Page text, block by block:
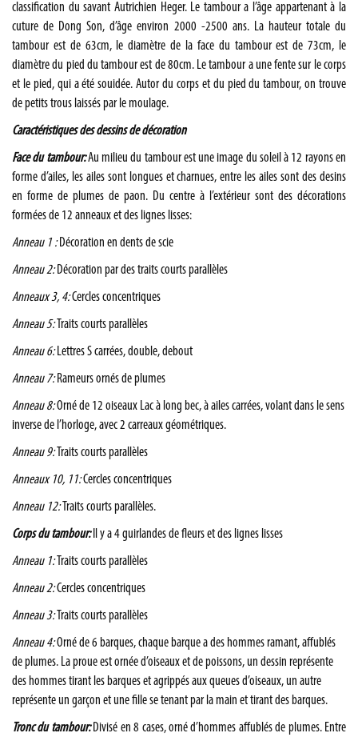
classification du savant Autrichien Heger. Le tambour a l’âge appartenant à la
cuture de Dong Son, d’âge environ 2000 -2500 ans. La hauteur totale du
tambour est de 63cm, le diamètre de la face du tambour est de 73cm, le
diamètre du pied du tambour est de 80cm. Le tambour a une fente sur le corps
et le pied, qui a été souidée. Autor du corps et du pied du tambour, on trouve
de petits trous laissés par le moulage.
Caractéristiques des dessins de décoration
Face du tambour:Au milieu du tambour est une image du soleil à 12 rayons en
forme d’ailes, les ailes sont longues et charnues, entre les ailes sont des desins
en forme de plumes de paon. Du centre à l’extérieur sont des décorations
formées de 12 anneaux et des lignes lisses:
Anneau 1 :Décoration en dents de scie
Anneau 2:Décoration par des traits courts parallèles
Anneaux 3, 4:Cercles concentriques
Anneau 5:Traits courts parallèles
Anneau 6:Lettres S carrées, double, debout
Anneau 7:Rameurs ornés de plumes
Anneau 8:Orné de 12 oiseaux Lac à long bec, à ailes carrées, volant dans le sens
inverse de l’horloge, avec 2 carreaux géométriques.
Anneau 9:Traits courts parallèles
Anneaux 10, 11:Cercles concentriques
Anneau 12:Traits courts parallèles.
Corps du tambour: Il y a 4 guirlandes de fleurs et des lignes lisses
Anneau 1:Traits courts parallèles
Anneau 2:Cercles concentriques
Anneau 3:Traits courts parallèles
Anneau 4:Orné de 6 barques, chaque barque a des hommes ramant, affublés
de plumes. La proue est ornée d’oiseaux et de poissons, un dessin représente
des hommes tirant les barques et agrippés aux queues d’oiseaux, un autre
représente un garçon et une fille se tenant par la main et tirant des barques.
Tronc du tambour:Divisé en 8 cases, orné d’hommes affublés de plumes. Entre